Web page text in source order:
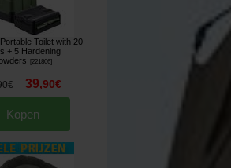
Toilet with 20
+ 5 Hardening
221806]
€ 39,90€
Kopen